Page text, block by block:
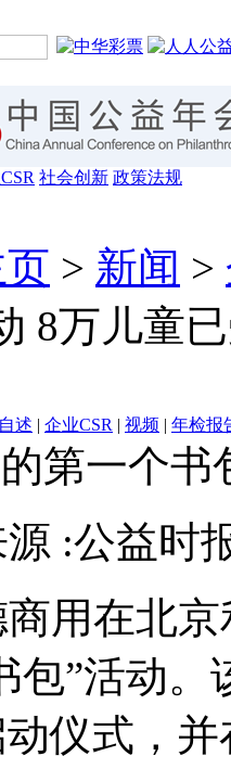
社会创新 政策法规
> 新闻 >
8万儿童
述 | 企业CSR | 视频 | 年检报
第一个
源 :公益时
用在北
包”活动
仪式，